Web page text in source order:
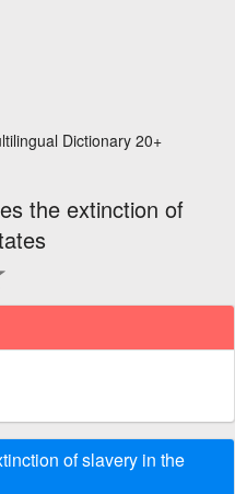
Dictionary 20+
the extinction of
of slavery in the